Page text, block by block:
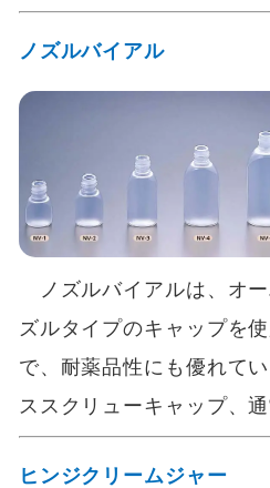
ノズルバイアル
ノズルバイアルは、オ
ズルタイプのキャップを
で、耐薬品性にも優れて
ススクリューキャップ、
ヒンジクリームジャー